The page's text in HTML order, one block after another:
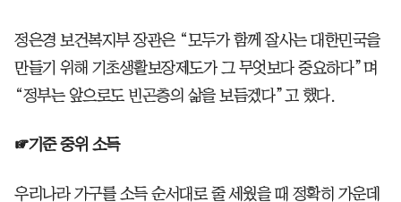
정은경 보건복지부 장관은 “모두가 함께 잘사는 대한민국을
만들기 위해 기초생활보장제도가 그 무엇보다 중요하다”며
“정부는 앞으로도 빈곤층의 삶을 보듬겠다”고 했다.
☞기준 중위 소득
우리나라 가구를 소득 순서대로 줄 세웠을 때 정확히 가운데